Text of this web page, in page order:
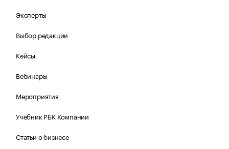
Эксперты
Выбор редакции
Кейсы
Вебинары
Мероприятия
Учебник РБК Компании
Статьи о бизнесе